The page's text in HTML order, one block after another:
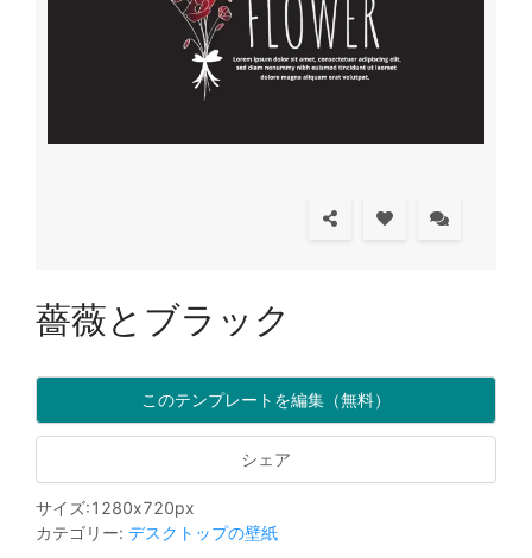
薔薇とブラック
このテンプレートを編集（無料）
シェア
サイズ:1280x720px
カテゴリー: デスクトップの壁紙